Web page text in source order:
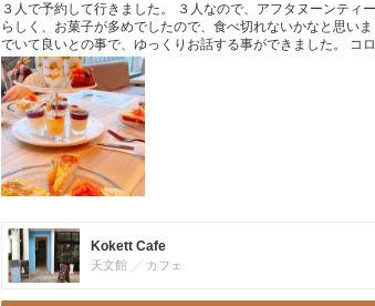
３人で予約して行きました。 ３人なので、アフタヌーンテ
らしく、お菓子が多めでしたので、食べ切れないかなと思い
でいて良いとの事で、ゆっくりお話する事ができました。 コ
Kokett Cafe
天文館 カフェ